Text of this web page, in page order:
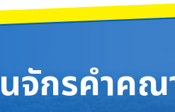
นจักรคำค